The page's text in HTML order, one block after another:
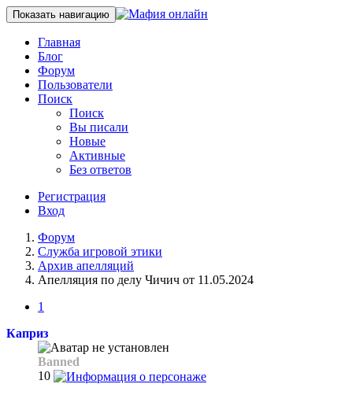
Показать навигацию
Главная
Блог
Форум
Пользователи
Поиск
Поиск
Вы писали
Новые
Активные
Без ответов
Регистрация
Вход
Форум
Служба игровой этики
Архив апелляций
Апелляция по делу Чичич от 11.05.2024
1
Каприз
Banned
10